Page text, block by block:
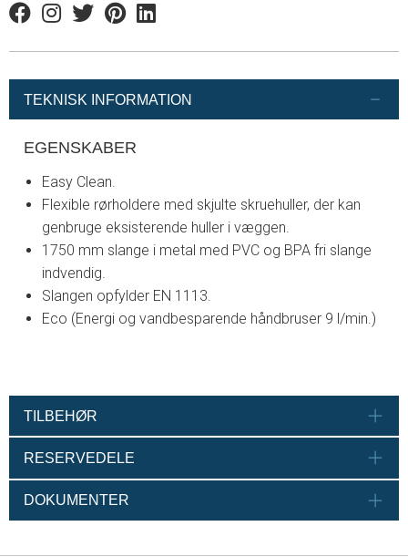
FacebookInstagram
TwitterPinterestLinkedin
TEKNISK INFORMATION
EGENSKABER
Easy Clean.
Flexible rørholdere med skjulte skruehuller, der kan
genbruge eksisterende huller i væggen.
1750 mm slange i metal med PVC og BPA fri slange
indvendig.
Slangen opfylder EN 1113.
Eco (Energi og vandbesparende håndbruser 9 l/min.)
TILBEHØR
RESERVEDELE
DOKUMENTER